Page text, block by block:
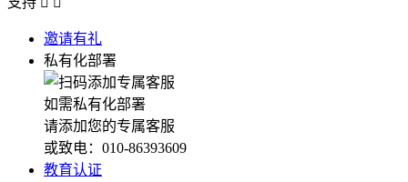
邀请有礼
私有化部署
如需私有化部署
请添加您的专属客服
或致电：010-86393609
教育认证